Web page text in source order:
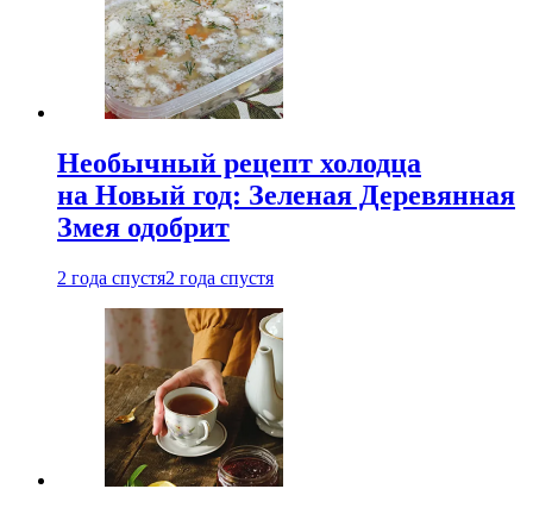
Необычный рецепт холодца
на Новый год: Зеленая Деревянная
Змея одобрит
2 года спустя2 года спустя